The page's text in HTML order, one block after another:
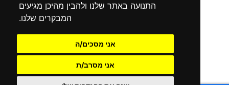
התנועה באתר שלנו ולהבין מהיכן מגיעים
המבקרים שלנו.
אני מסכים/ה
אני מסרב/ת